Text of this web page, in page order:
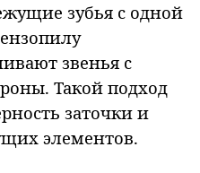
зубья с одной
звенья с
Такой подход
заточки и
элементов.